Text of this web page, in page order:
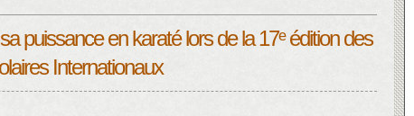
puissance en karaté lors de la 17ᵉ édition des
Internationaux